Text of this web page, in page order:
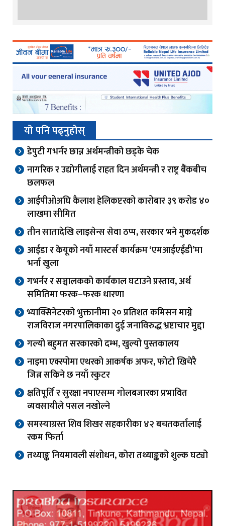
यो पनि पढ्नुहोस्
डेपुटी गभर्नर छान्न अर्थमन्त्रीको छड्के चेक
नागरिक र उद्योगीलाई राहत दिन अर्थमन्त्री र राष्ट्र बैंकबीच
छलफल
आईपीओअघि कैलाश हेलिकप्टरको कारोबार ३९ करोड ४०
लाखमा सीमित
तीन सातादेखि लाइसेन्स सेवा ठप्प, सरकार भने मुकदर्शक
आईडा र केयूको नयाँ मास्टर्स कार्यक्रम ‘एमआईएईडी’मा
भर्ना खुला
गभर्नर र सञ्चालकको कार्यकाल घटाउने प्रस्ताव, अर्थ
समितिमा फरक–फरक धारणा
भ्याक्सिनेटरको भुक्तानीमा २० प्रतिशत कमिसन माग्ने
राजविराज नगरपालिकाका दुई जनाविरुद्ध भ्रष्टाचार मुद्दा
गल्यो बहुमत सरकारको दम्भ, खुल्यो पुस्तकालय
नाइमा एक्स्पोमा एथरको आकर्षक अफर, फोटो खिचेरै
जित्न सकिने छ नयाँ स्कुटर
क्षतिपूर्ति र सुरक्षा नपाएसम्म गोलबजारका प्रभावित
व्यवसायीले पसल नखोल्ने
समस्याग्रस्त शिव शिखर सहकारीका ४२ बचतकर्तालाई
रकम फिर्ता
तथ्याङ्क नियमावली संशोधन, कोरा तथ्याङ्कको शुल्क घट्यो